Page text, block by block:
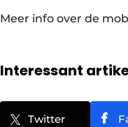
Meer info over de
Interessant
Twitter